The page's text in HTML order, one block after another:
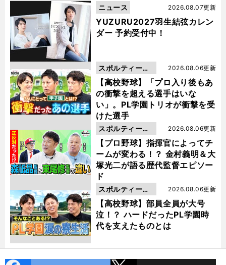
YUZURU2027羽生結弦カレン
ダー 予約受付中！
2026.08.07更新
ニュース
【高校野球】「プロ入り後もあ
の衝撃を超える選手はいな
い」。PL学園トリオが衝撃を受
けた選手
2026.08.06更新
スポルティーバ
動画
【プロ野球】指揮官によってチ
ームが変わる！？ 金村義明＆大
塚光二が語る歴代監督エピソー
ド
2026.08.06更新
スポルティーバ
動画
【高校野球】部員全員が大号
泣！？ ハードだったPL学園時
代を支えたものとは
2026.08.06更新
スポルティーバ
動画